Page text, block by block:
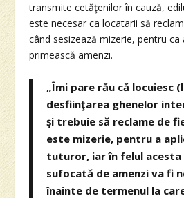
transmite cetăţenilor în cauză,
este necesar ca locatarii să
când sesizează mizerie, pentru ca
primească amenzi.
„Îmi pare rău că locuiesc
desfiinţarea ghenelor
şi trebuie să reclame de
este mizerie, pentru a
tuturor, iar în felul acesta
sufocată de amenzi va fi
înainte de termenul la